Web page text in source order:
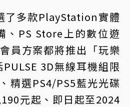
了多款PlayStation實體
、PS Store上的數位遊
員方案都將推出「玩樂
3D無線耳機組限
精選PS4/PS5藍光光碟
元起、即日起至2024